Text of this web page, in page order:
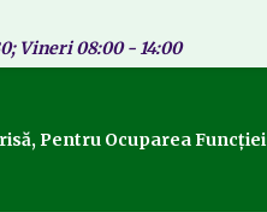
Vineri 08:00 - 14:00
Pentru Ocuparea